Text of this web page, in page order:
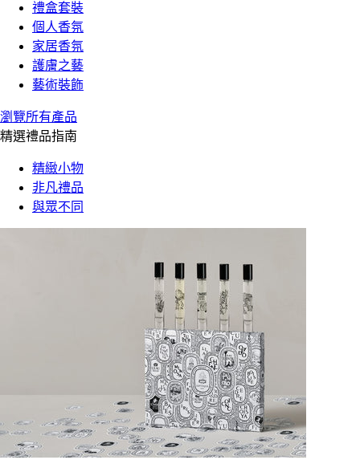
禮盒套裝
個人香氛
家居香氛
護膚之藝
藝術裝飾
瀏覽所有產品
精選禮品指南
精緻小物
非凡禮品
與眾不同